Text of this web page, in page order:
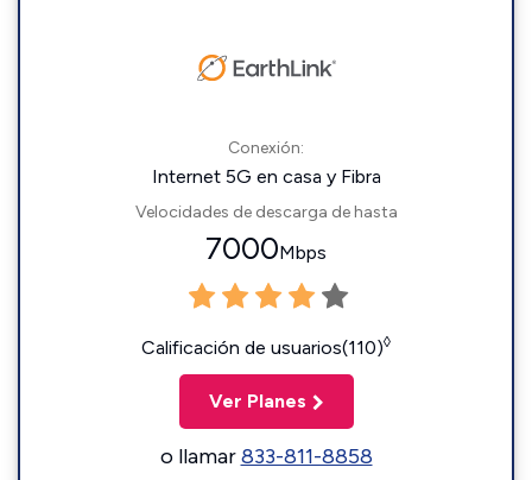
Conexión:
Internet 5G en casa y Fibra
Velocidades de descarga de hasta
7000Mbps
Calificación de usuarios(110)◊
Ver Planes
o llamar833-811-8858